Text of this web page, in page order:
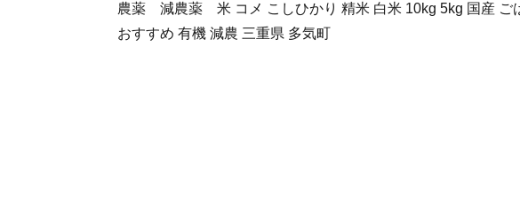
農薬 減農薬 米 コメ こしひかり 精米 白米 10kg 5kg 国産 ご
おすすめ 有機 減農 三重県 多気町